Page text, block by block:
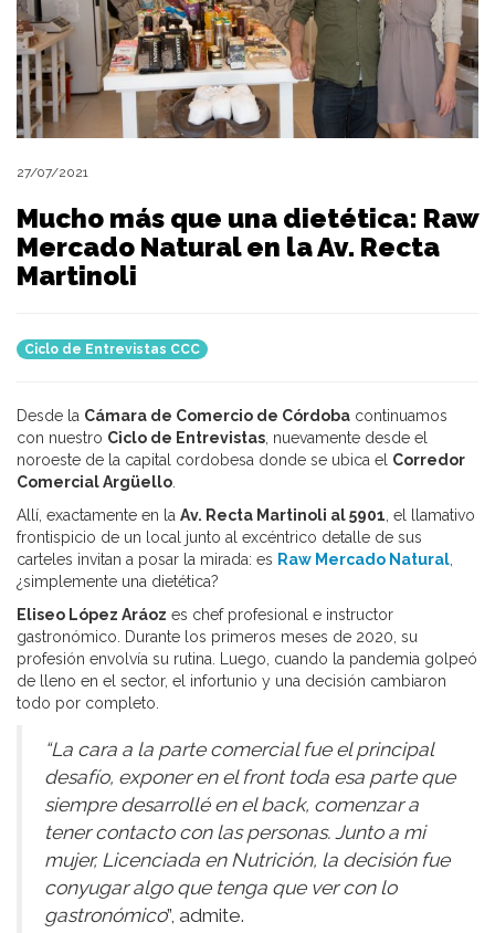
27/07/2021
Mucho más que una dietética: Raw
Mercado Natural en la Av. Recta
Martinoli
Ciclo de Entrevistas CCC
Desde la Cámara de Comercio de Córdoba continuamos
con nuestro Ciclo de Entrevistas , nuevamente desde el
noroeste de la capital cordobesa donde se ubica el Corredor
Comercial Argüello
Allí, exactamente en la Av. Recta Martinoli al 5901 , el llamativo
frontispicio de un local junto al excéntrico detalle de sus
carteles invitan a posar la mirada: es Raw Mercado Natural
¿simplemente una dietética?
Eliseo López Aráoz es chef profesional e instructor
gastronómico. Durante los primeros meses de 2020, su
profesión envolvía su rutina. Luego, cuando la pandemia golpeó
de lleno en el sector, el infortunio y una decisión cambiaron
todo por completo.
“La cara a la parte comercial fue el principal
desafío, exponer en el front toda esa parte que
siempre desarrollé en el back, comenzar a
tener contacto con las personas. Junto a mi
mujer, Licenciada en Nutrición, la decisión fue
conyugar algo que tenga que ver con lo
gastronómico”, admite.